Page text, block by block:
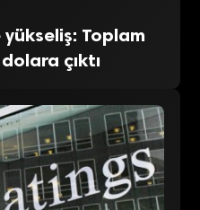
Toplam
çıktı